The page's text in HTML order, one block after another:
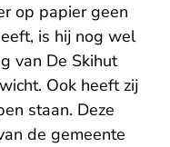
op papier geen
is hij nog wel
van De Skihut
Ook heeft zij
staan. Deze
de gemeente